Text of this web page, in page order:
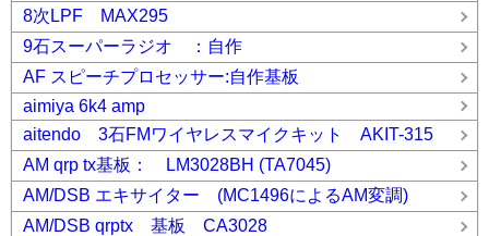
8次LPF MAX295
9石スーパーラジオ ：自作
AF スピーチプロセッサー:自作基板
aimiya 6k4 amp
aitendo 3石FMワイヤレスマイクキット AKIT-315
AM qrp tx基板： LM3028BH (TA7045)
AM/DSB エキサイター (MC1496によるAM変調)
AM/DSB qrptx 基板 CA3028